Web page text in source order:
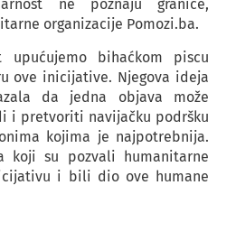
ne poznaju granice,
organizacije Pomozi.ba.
upućujemo bihaćkom piscu
ove inicijative. Njegova ideja
da jedna objava može
i pretvoriti navijačku podršku
kojima je najpotrebnija.
koji su pozvali humanitarne
i bili dio ove humane